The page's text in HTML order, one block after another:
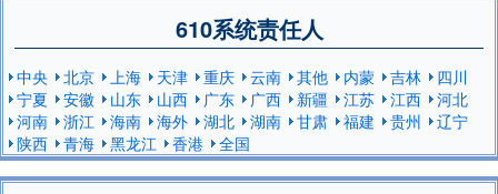
610系统责任人
中央 北京 上海 天津 重庆 云南 其他 内蒙 吉林
四川
宁夏
安徽 山东 山西 广东 广西 新疆 江苏 江西
河北
河南
浙江 海南 海外 湖北 湖南 甘肃 福建 贵州
辽宁
陕西
青海 黑龙江 香港 全国